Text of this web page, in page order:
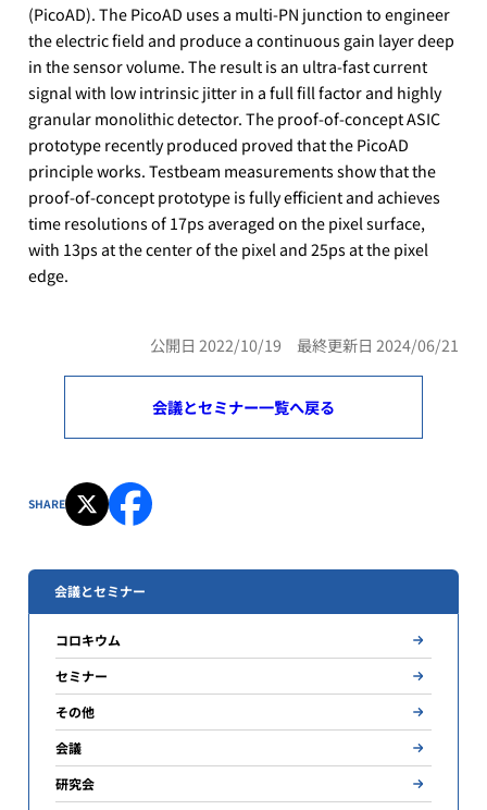
(PicoAD). The PicoAD uses a multi-PN junction to engineer
the electric field and produce a continuous gain layer deep
in the sensor volume. The result is an ultra-fast current
signal with low intrinsic jitter in a full fill factor and highly
granular monolithic detector. The proof-of-concept ASIC
prototype recently produced proved that the PicoAD
principle works. Testbeam measurements show that the
proof-of-concept prototype is fully efficient and achieves
time resolutions of 17ps averaged on the pixel surface,
with 13ps at the center of the pixel and 25ps at the pixel
edge.
公開日 2022/10/19 最終更新日 2024/06/21
会議とセミナー一覧へ戻る
SHARE
会議とセミナー
コロキウム
セミナー
その他
会議
研究会